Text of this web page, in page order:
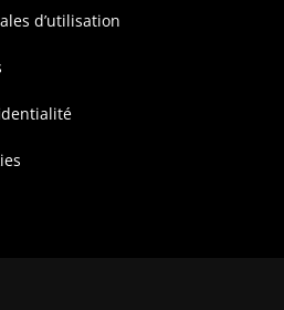
d’utilisation